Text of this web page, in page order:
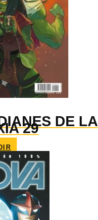
DE LA
29